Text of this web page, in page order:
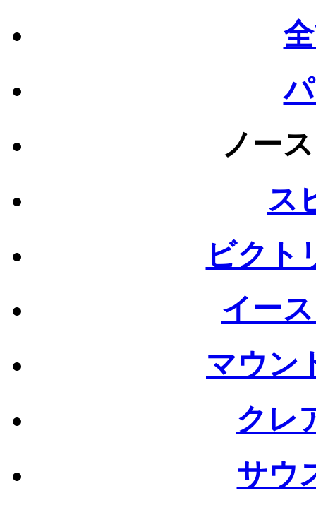
ノー
ス
ビクト
イー
マウン
クレ
サウ